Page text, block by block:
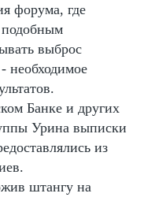
форума, где
подобным
выброс
необходимое
Банке и других
Урина выписки
из
штангу на